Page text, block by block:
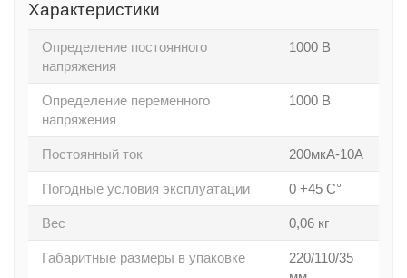
Характеристики
Определение постоянного
напряжения
1000 В
Определение переменного
напряжения
1000 В
Постоянный ток 200мкА-10А
Погодные условия эксплуатации 0 +45 С°
Вес 0,06 кг
Габаритные размеры в упаковке
220/110/35